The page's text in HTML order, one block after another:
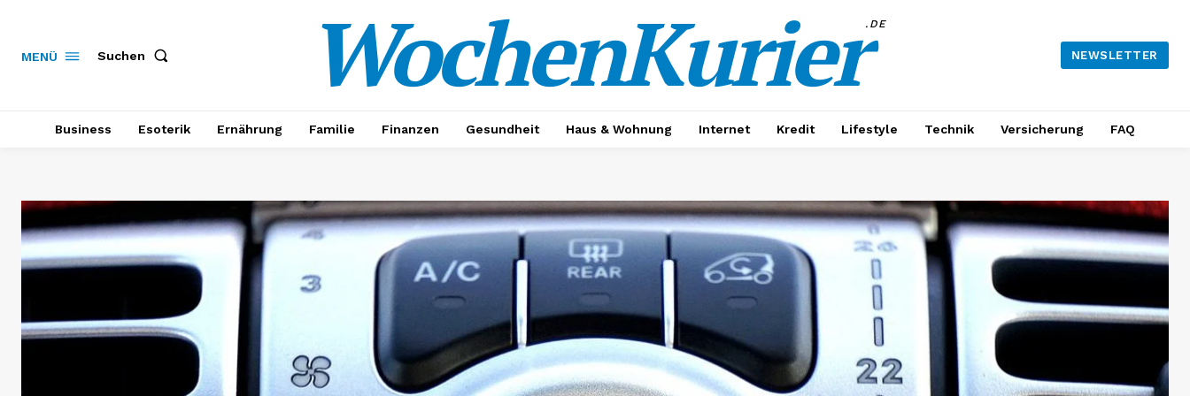
MENÜ Suchen WochenKurier.DE
NEWSLETTER
Business Esoterik Ernährung Familie Finanzen Gesundheit Haus & Wohnung Internet Kredit Lifestyle Technik Versicherung FAQ